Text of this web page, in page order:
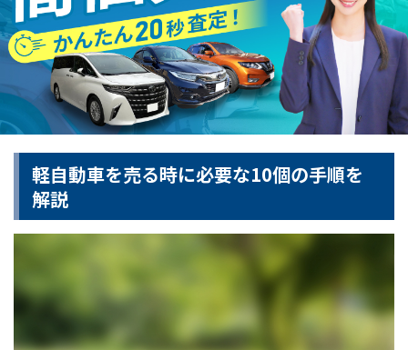
軽自動車を売る時に必要な10個の手順を
解説